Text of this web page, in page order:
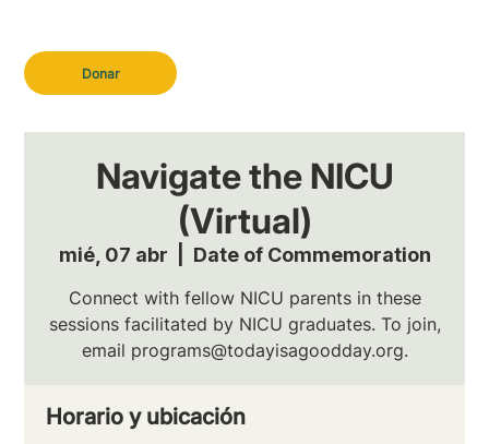
Donar
Navigate the NICU
(Virtual)
mié, 07 abr Date of Commemoration
Connect with fellow NICU parents in these
sessions facilitated by NICU graduates. To join,
email programs@todayisagoodday.org.
Horario y ubicación